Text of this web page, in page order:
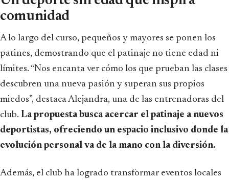
comunidad
A lo largo del curso, pequeños y mayores se ponen los
patines, demostrando que el patinaje no tiene edad ni
límites. “Nos encanta ver cómo los que prueban las clases
descubren una nueva pasión y superan sus propios
miedos”, destaca Alejandra, una de las entrenadoras del
club. La propuesta busca acercar el patinaje a nuevos
deportistas, ofreciendo un espacio inclusivo donde la
evolución personal va de la mano con la diversión.
Además, el club ha logrado transformar eventos locales